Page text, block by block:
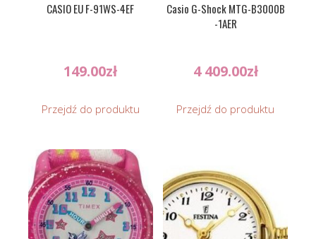
CASIO EU F-91WS-4EF
149.00zł
Przejdź do produktu
Casio G-Shock MTG-B3000B
-1AER
4 409.00zł
Przejdź do produktu